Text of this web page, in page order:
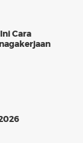
Cara